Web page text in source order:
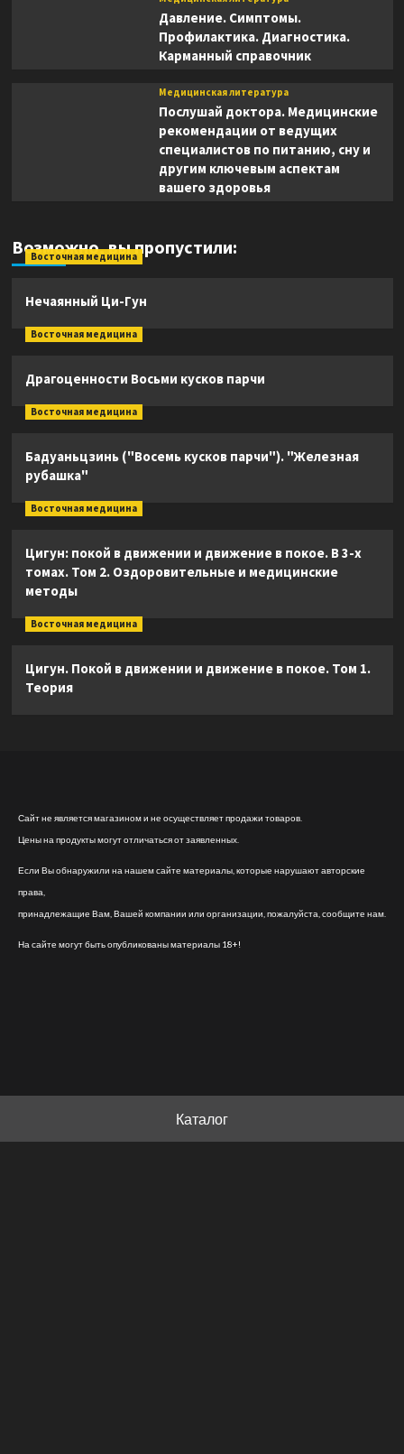
Давление. Симптомы.
Профилактика. Диагностика.
Карманный справочник
Медицинская литература
Послушай доктора. Медицинские
рекомендации от ведущих
специалистов по питанию, сну и
другим ключевым аспектам
вашего здоровья
Возможно, вы пропустили:
Восточная медицина
Нечаянный Ци-Гун
Восточная медицина
Драгоценности Восьми кусков парчи
Восточная медицина
Бадуаньцзинь ("Восемь кусков парчи"). "Железная
рубашка"
Восточная медицина
Цигун: покой в движении и движение в покое. В 3-х
томах. Том 2. Оздоровительные и медицинские
методы
Восточная медицина
Цигун. Покой в движении и движение в покое. Том 1.
Теория
Сайт не является магазином и не осуществляет продажи товаров.
Цены на продукты могут отличаться от заявленных.
Если Вы обнаружили на нашем сайте материалы, которые нарушают авторские
права,
принадлежащие Вам, Вашей компании или организации, пожалуйста, сообщите нам.
На сайте могут быть опубликованы материалы 18+!
Каталог